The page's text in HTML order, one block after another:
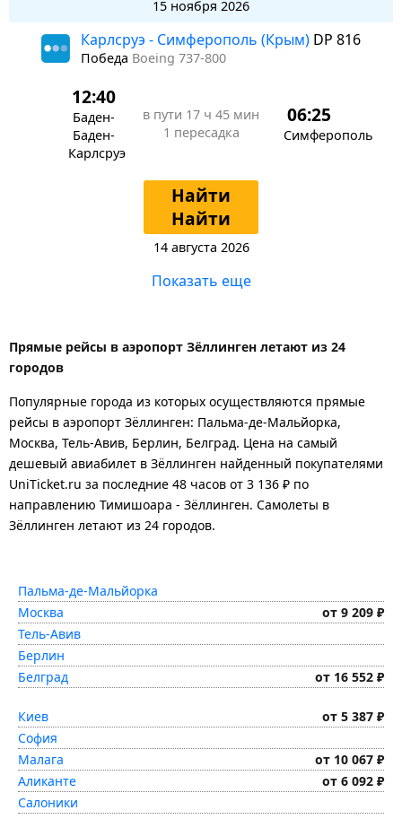
15 ноября 2026
Карлсруэ - Симферополь (Крым) DP 816
Победа Boeing 737-800
12:40
Баден-
Баден-
Карлсруэ
в пути 17 ч 45 мин
1 пересадка
06:25
Симферополь
Найти
Найти
14 августа 2026
Показать еще
Прямые рейсы в аэропорт Зёллинген летают из 24
городов
Популярные города из которых осуществляются прямые
рейсы в аэропорт Зёллинген: Пальма-де-Мальйорка,
Москва, Тель-Авив, Берлин, Белград. Цена на самый
дешевый авиабилет в Зёллинген найденный покупателями
UniTicket.ru за последние 48 часов от 3 136 ₽ по
направлению Тимишоара - Зёллинген. Самолеты в
Зёллинген летают из 24 городов.
Пальма-де-Мальйорка
Москва
от 9 209 ₽
Тель-Авив
Берлин
Белград
от 16 552 ₽
Киев
от 5 387 ₽
София
Малага
от 10 067 ₽
Аликанте
от 6 092 ₽
Салоники